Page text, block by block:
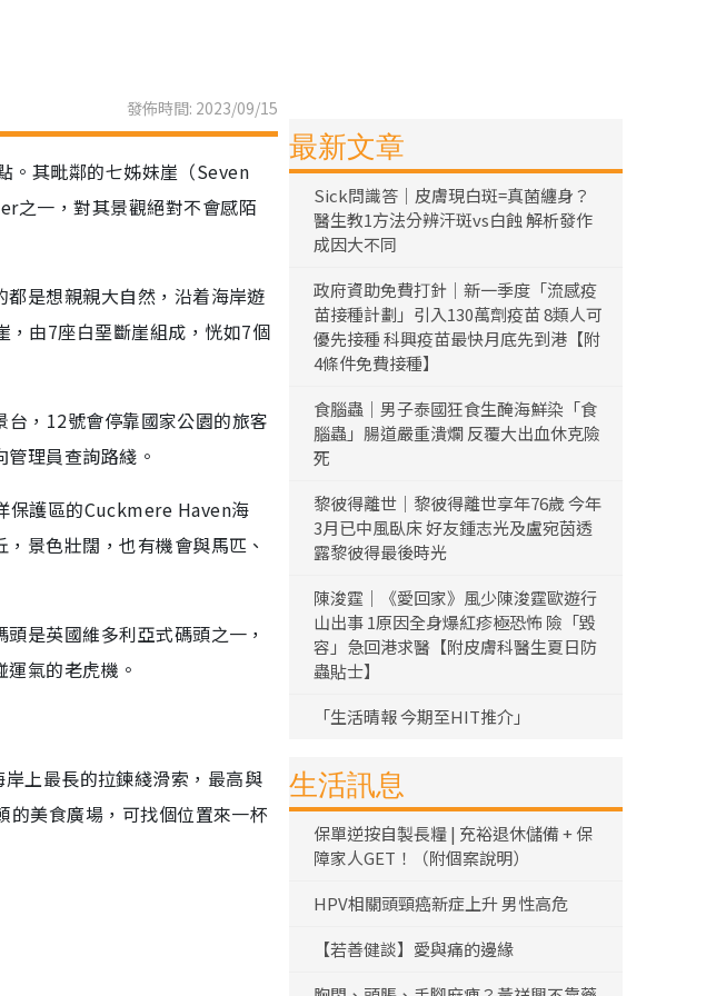
發佈時間: 2023/09/15
。其毗鄰的七姊妹崖（Seven
之一，對其景觀絕對不會感陌
是想親親大自然，沿着海岸遊
由7座白堊斷崖組成，恍如7個
，12號會停靠國家公園的旅客
理員查詢路綫。
保護區的Cuckmere Haven海
景色壯闊，也有機會與馬匹、
是英國維多利亞式碼頭之一，
氣的老虎機。
上最長的拉鍊綫滑索，最高與
的美食廣場，可找個位置來一杯
最新文章
Sick問識答｜皮膚現白斑=真菌纏身？
醫生教1方法分辨汗斑vs白蝕 解析發作
成因大不同
政府資助免費打針｜新一季度「流感疫
苗接種計劃」引入130萬劑疫苗 8類人可
優先接種 科興疫苗最快月底先到港【附
4條件免費接種】
食腦蟲｜男子泰國狂食生醃海鮮染「食
腦蟲」腸道嚴重潰爛 反覆大出血休克險
死
黎彼得離世｜黎彼得離世享年76歲 今年
3月已中風臥床 好友鍾志光及盧宛茵透
露黎彼得最後時光
陳浚霆｜《愛回家》風少陳浚霆歐遊行
山出事 1原因全身爆紅疹極恐怖 險「毀
容」急回港求醫【附皮膚科醫生夏日防
蟲貼士】
「生活晴報 今期至HIT推介」
生活訊息
保單逆按自製長糧 | 充裕退休儲備 + 保
障家人GET！（附個案說明）
HPV相關頭頸癌新症上升 男性高危
【若善健談】愛與痛的邊緣